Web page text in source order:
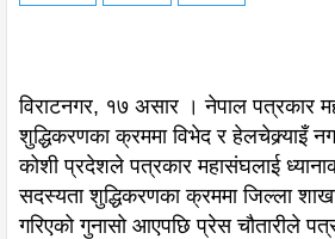
विराटनगर, १७ असार । नेपाल पत्रकार
शुद्धिकरणका क्रममा विभेद र हेलचेक्र्याइँ
कोशी प्रदेशले पत्रकार महासंघलाई
सदस्यता शुद्धिकरणका क्रममा जिल्ला
गरिएको गुनासो आएपछि प्रेस चौतारीले